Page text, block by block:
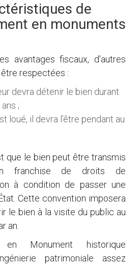
de
en monuments
avantages fiscaux, d’autres
respectées :
devra détenir le bien durant
;
loué, il devra l’être pendant au
que le bien peut être transmis
franchise de droits de
à condition de passer une
Cette convention imposera
le bien à la visite du public au
an.
en Monument historique
patrimoniale assez